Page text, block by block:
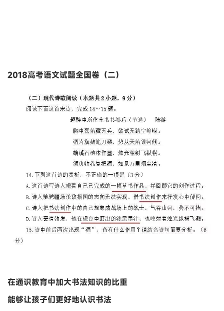
2018高考语文试题全国卷（二）
在通识教育中加大书法知识的比重
能够让孩子们更好地认识书法